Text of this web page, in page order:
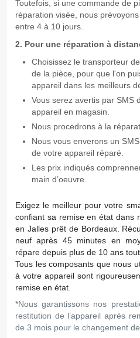
Toutefois, si une commande de
réparation visée, nous
entre 4 à 10 jours.
2. Pour une réparation à
Choisissez le transporteur
de la pièce, pour que l'on
appareil dans les meilleurs
Vous serez avertis par SMS
appareil en magasin.
Nous procedrons à la
Nous vous enverons un
de votre appareil réparé.
Les prix indiqués
main d’oeuvre.
Exigez le meilleur pour votre
conﬁant sa remise en état dans
en Jalles prêt de Bordeaux.
neuf après 45 minutes en
répare depuis plus de 10 ans
Tous les composants que nous
à votre appareil sont
remise en état.
*Nous garantissons nos
restitution de l’appareil après
de 3 mois pour le changement de